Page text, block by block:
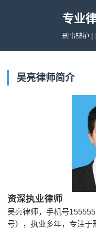
专业
刑事辩护 |
吴亮律师简介
资深执业律师
吴亮律师，手机号
号），执业多年，专注